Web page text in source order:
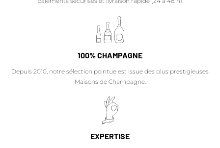
100% CHAMPAGNE
Depuis 2010, notre sélection pointue est issue des plus prestigieuses
Maisons de Champagne.
EXPERTISE